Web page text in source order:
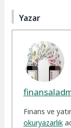
Yazar
Finans ve
okuryazarlık